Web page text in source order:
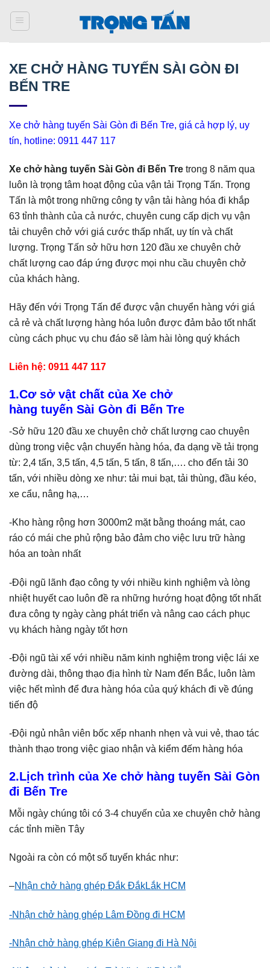
qua
XE CHỞ HÀNG TUYẾN SÀI GÒN ĐI
BẾN TRE
Xe chở hàng tuyến Sài Gòn đi Bến Tre, giá cả hợp lý, uy
tín, hotline: 0911 447 117
Xe chở hàng tuyến Sài Gòn đi Bến Tre trong 8 năm qua
luôn là trọng tâm hoạt động của vận tải Trọng Tấn. Trọng
Tấn là một trong những công ty vận tải hàng hóa đi khắp
63 tỉnh thành của cả nước, chuyên cung cấp dịch vụ vận
tải chuyên chở với giá cước thấp nhất, uy tín và chất
lượng. Trọng Tấn sở hữu hơn 120 đầu xe chuyên chở
chất lượng cao đáp ứng được mọi nhu cầu chuyên chở
của khách hàng.
Hãy đến với Trọng Tấn để được vận chuyển hàng với giá
cả rẻ và chất lượng hàng hóa luôn được đảm bảo tốt nhất
cùng cách phục vụ chu đáo sẽ làm hài lòng quý khách
Liên hệ: 0911 447 117
1.Cơ sở vật chất của Xe chở
hàng tuyến Sài Gòn đi Bến Tre
-Sở hữu 120 đầu xe chuyên chở chất lượng cao chuyên
dùng trong việc vận chuyển hàng hóa, đa dạng về tải trọng
từ: 2,4 tấn, 3,5 tấn, 4,5 tấn, 5 tấn, 8 tấn,…. cho đến tải 30
tấn, với nhiều dòng xe như: tải mui bạt, tải thùng, đầu kéo,
xe cẩu, nâng hạ,…
-Kho hàng rộng hơn 3000m2 mặt bằng thoáng mát, cao
ráo có mái che phủ rộng bảo đảm cho việc lưu trữ hàng
hóa an toàn nhất
-Đội ngũ lãnh đạo công ty với nhiều kinh nghiệm và lòng
nhiệt huyết cao luôn đề ra những hướng hoạt động tốt nhất
đưa công ty ngày càng phát triển và nâng cao cách phục
vụ khách hàng ngày tốt hơn
-Đội ngũ tài xế với nhiều năm kinh nghiệm trong việc lái xe
đường dài, thông thạo địa hình từ Nam đến Bắc, luôn làm
việc hết mình để đưa hàng hóa của quý khách đi về đúng
tiến độ
-Đội ngủ nhân viên bốc xếp nhanh nhẹn và vui vẻ, thao tác
thành thạo trong việc giao nhận và kiểm đếm hàng hóa
2.Lịch trình của Xe chở hàng tuyến Sài Gòn
đi Bến Tre
Mỗi ngày chúng tôi có 3-4 chuyến của xe chuyên chở hàng
các tỉnh miền Tây
Ngoài ra còn có một số tuyến khác như:
–Nhận chở hàng ghép Đắk ĐắkLắk HCM
-Nhận chở hàng ghép Lâm Đồng đi HCM
-Nhận chở hàng ghép Kiên Giang đi Hà Nội